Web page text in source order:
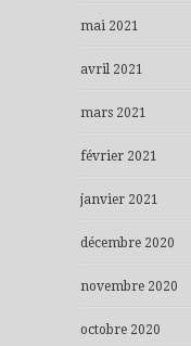
mai 2021
avril 2021
mars 2021
février 2021
janvier 2021
décembre 2020
novembre 2020
octobre 2020